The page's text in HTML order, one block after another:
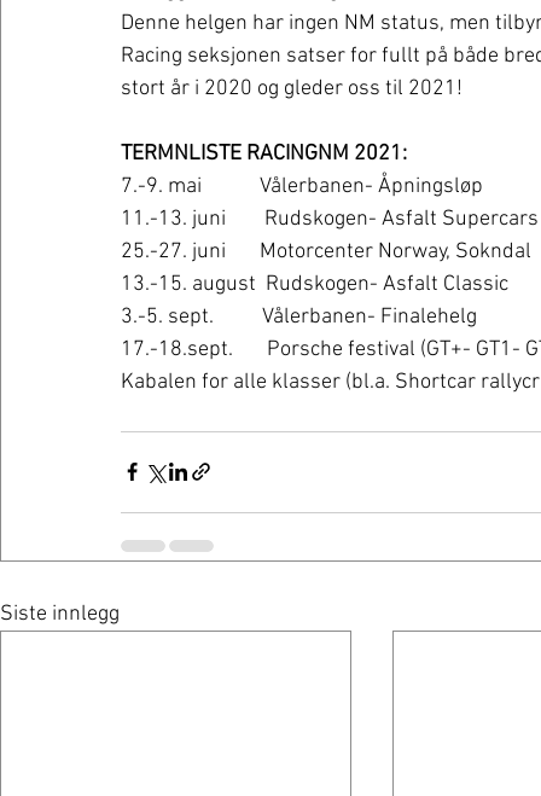
Denne helgen har ingen NM status, men
Racing seksjonen satser for fullt på både
stort år i 2020 og gleder oss til 2021!
TERMNLISTE RACINGNM 2021:
7.-9. mai            Vålerbanen- Åpningsløp
11.-13. juni        Rudskogen- Asfalt Supercars
25.-27. juni       Motorcenter Norway, Sokndal
13.-15. august  Rudskogen- Asfalt Classic
3.-5. sept.          Vålerbanen- Finalehelg
17.-18.sept.       Porsche festival (GT+- GT1-
Kabalen for alle klasser (bl.a. Shortcar
Siste innlegg